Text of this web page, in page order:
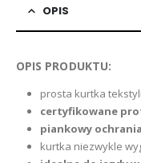
OPIS
OPIS PRODUKTU:
prosta kurtka
certyfikowane
piankowy
kurtka niezwykle